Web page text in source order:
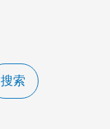
搜索